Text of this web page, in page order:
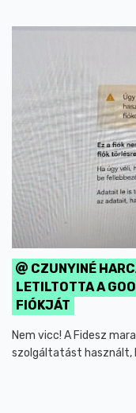
CZUNYINÉ
LETILTOTTA A
FIÓKJÁT
Nem vicc! A Fidesz
szolgáltatást használt,